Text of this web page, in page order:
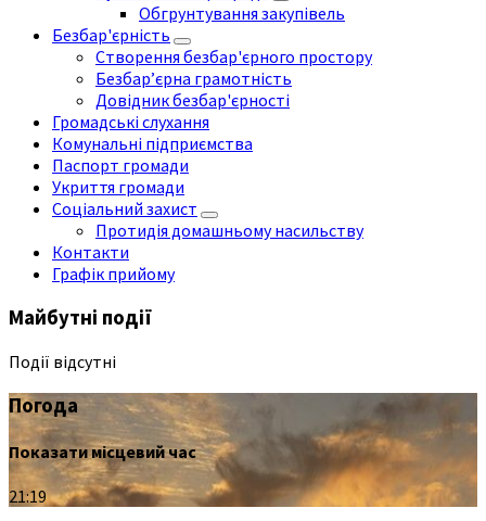
Обгрунтування закупівель
Безбар'єрність
Створення безбар'єрного простору
Безбар’єрна грамотність
Довідник безбар'єрності
Громадські слухання
Комунальні підприємства
Паспорт громади
Укриття громади
Соціальний захист
Протидія домашньому насильству
Контакти
Графік прийому
Майбутні події
Події відсутні
Погода
Показати місцевий час
21:19